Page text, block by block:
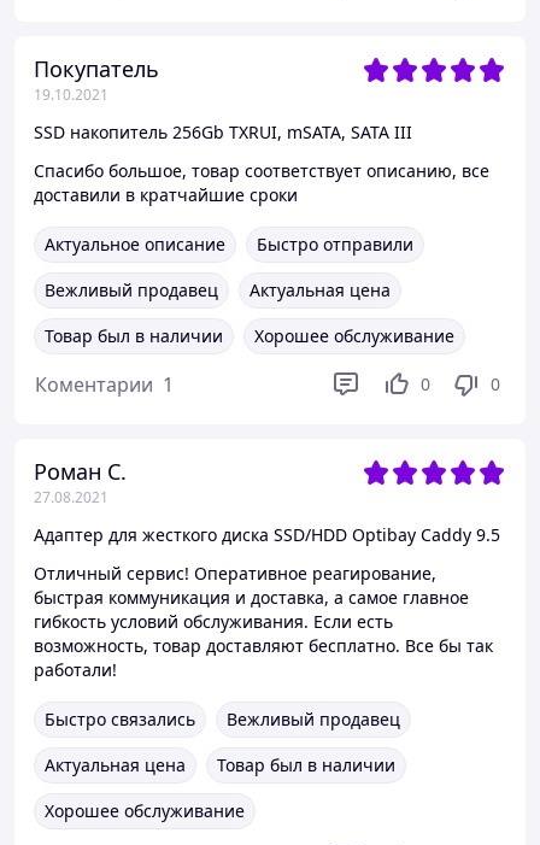
Покупатель
19.10.2021
SSD накопитель 256Gb TXRUI, mSATA, SATA III
Спасибо большое, товар соответствует описанию, все
доставили в кратчайшие сроки
Актуальное описание
Быстро отправили
Вежливый продавец
Актуальная цена
Товар был в наличии
Хорошее обслуживание
Коментарии 1 0 0
Роман С.
27.08.2021
Адаптер для жесткого диска SSD/HDD Optibay Caddy 9.5
Отличный сервис! Оперативное реагирование,
быстрая коммуникация и доставка, а самое главное
гибкость условий обслуживания. Если есть
возможность, товар доставляют бесплатно. Все бы так
работали!
Быстро связались
Вежливый продавец
Актуальная цена
Товар был в наличии
Хорошее обслуживание